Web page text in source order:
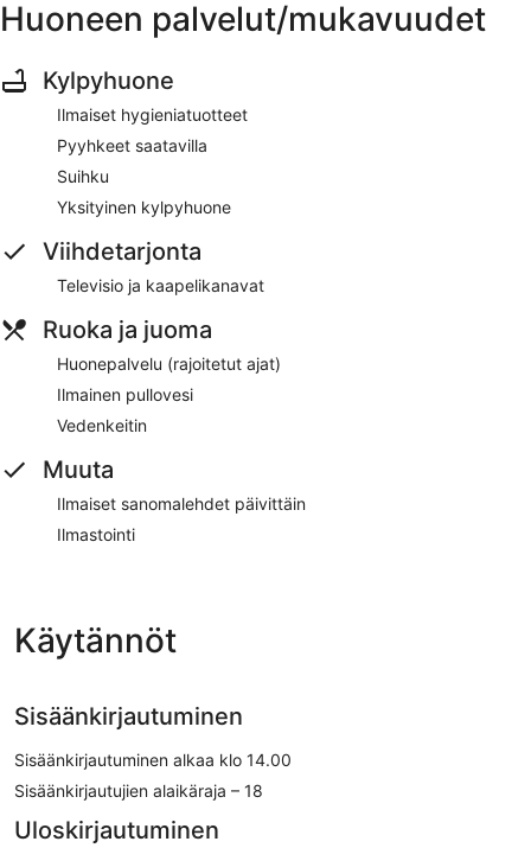
Huoneen palvelut/mukavuudet
Kylpyhuone
Ilmaiset hygieniatuotteet
Pyyhkeet saatavilla
Suihku
Yksityinen kylpyhuone
Viihdetarjonta
Televisio ja kaapelikanavat
Ruoka ja juoma
Huonepalvelu (rajoitetut ajat)
Ilmainen pullovesi
Vedenkeitin
Muuta
Ilmaiset sanomalehdet päivittäin
Ilmastointi
Käytännöt
Sisäänkirjautuminen
Sisäänkirjautuminen alkaa klo 14.00
Sisäänkirjautujien alaikäraja – 18
Uloskirjautuminen